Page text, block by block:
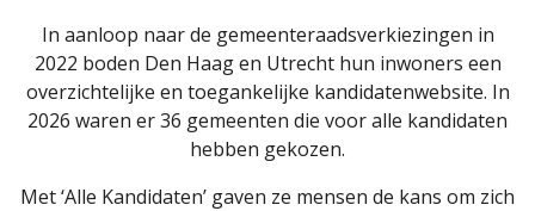
In aanloop naar de gemeenteraadsverkiezingen in
2022 boden Den Haag en Utrecht hun inwoners een
overzichtelijke en toegankelijke kandidatenwebsite. In
2026 waren er 36 gemeenten die voor alle kandidaten
hebben gekozen.
Met ‘Alle Kandidaten’ gaven ze mensen de kans om zich